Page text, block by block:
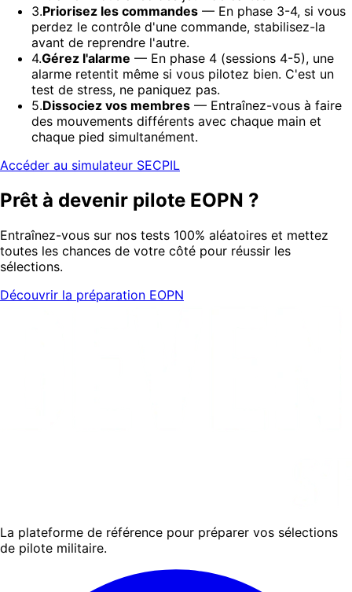
3.Priorisez les commandes — En phase 3-4, si vous
perdez le contrôle d'une commande, stabilisez-la
avant de reprendre l'autre.
4.Gérez l'alarme — En phase 4 (sessions 4-5), une
alarme retentit même si vous pilotez bien. C'est un
test de stress, ne paniquez pas.
5.Dissociez vos membres — Entraînez-vous à faire
des mouvements différents avec chaque main et
chaque pied simultanément.
Accéder au simulateur SECPIL
Prêt à devenir pilote EOPN ?
Entraînez-vous sur nos tests 100% aléatoires et mettez
toutes les chances de votre côté pour réussir les
sélections.
Découvrir la préparation EOPN
La plateforme de référence pour préparer vos sélections
de pilote militaire.